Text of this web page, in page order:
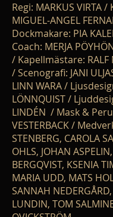
Regi: MARKUS VIRTA
MIGUEL-ANGEL
Dockmakare: PIA
Coach: MERJA
/ Kapellmästare: RALF
/ Scenografi: JANI
LINN WARA /
LÖNNQUIST /
LINDÉN / Mask &
VESTERBACK /
STENBERG, CAROLA
OHLS, JOHAN
BERGQVIST, KSENIA
MARIA UDD, MATS
SANNAH
LUNDIN, TOM